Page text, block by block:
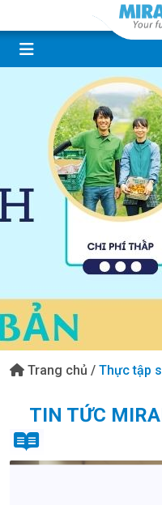
Trang chủ / Thực tập
TIN TỨC